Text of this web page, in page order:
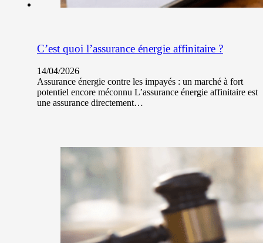
C’est quoi l’assurance énergie affinitaire ?
14/04/2026
Assurance énergie contre les impayés : un marché à fort
potentiel encore méconnu L’assurance énergie affinitaire est
une assurance directement…